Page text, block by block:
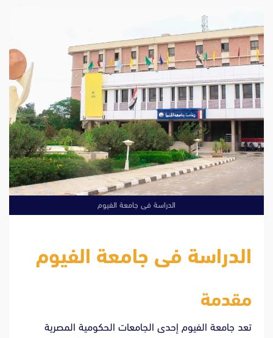
الدراسة فى جامعة الفيوم
الدراسة فى جامعة الفيوم
مقدمة
تعد جامعة الفيوم إحدى الجامعات الحكومية المصرية